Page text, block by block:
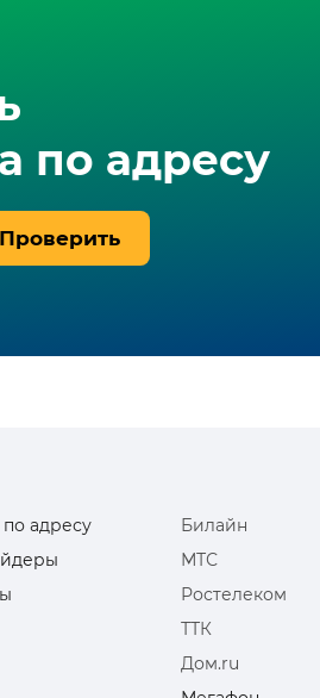
по адресу
Проверить
адресу
Билайн
МТС
Ростелеком
ТТК
Дом.ru